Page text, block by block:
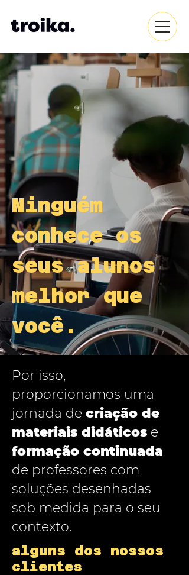
Ninguém
conhece os
seus alunos
melhor que
você.
Por isso,
proporcionamos uma
jornada de criação de
materiais didáticos e
formação continuada
de professores com
soluções desenhadas
sob medida para o seu
contexto.
alguns dos nossos
clientes